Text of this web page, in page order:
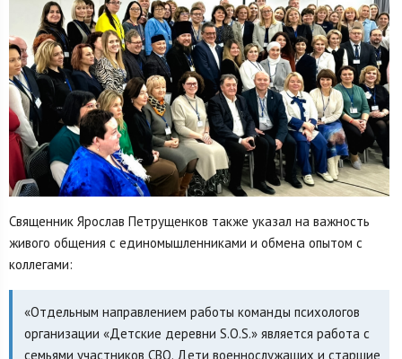
Священник Ярослав Петрущенков также указал на важность
живого общения с единомышленниками и обмена опытом с
коллегами:
«Отдельным направлением работы команды психологов
организации «Детские деревни S.O.S.» является работа с
семьями участников СВО. Дети военнослужащих и старшие